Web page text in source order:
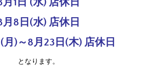
月8日(水) 店休日
月)～8月23日(木) 店休日
となります。